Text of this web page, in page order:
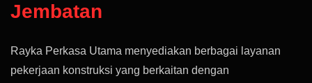
Jembatan
Rayka Perkasa Utama menyediakan berbagai layanan
pekerjaan konstruksi yang berkaitan dengan